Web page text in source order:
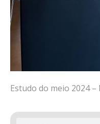
Estudo do meio 2024